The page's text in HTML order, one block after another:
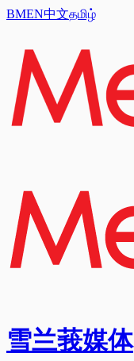
BMEN中文தமிழ்
雪兰莪媒体